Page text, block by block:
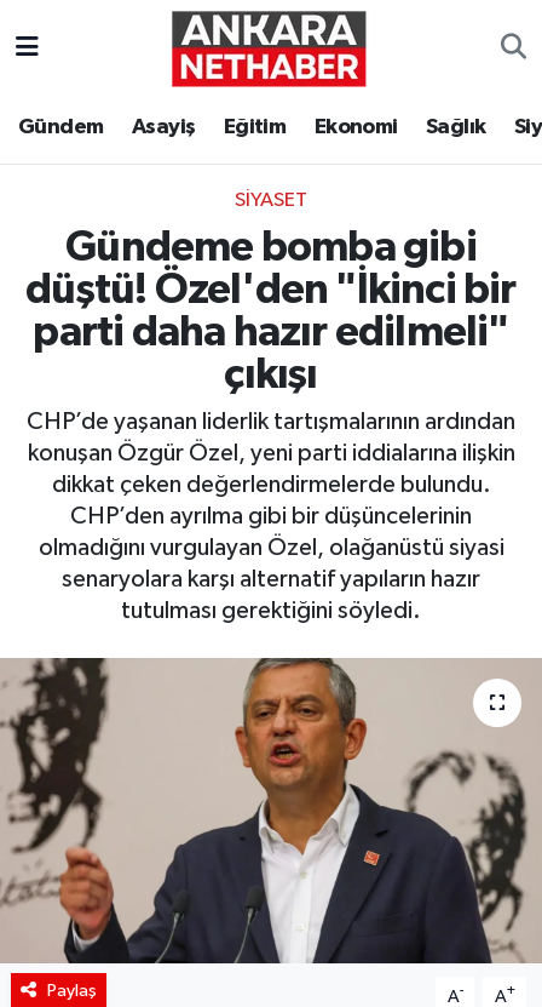
Gündem Asayiş Eğitim Ekonomi Sağlık
SIYASET
Gündeme bomba gibi
düştü! Özel'den "İkinci bir
parti daha hazır edilmeli"
çıkışı
CHP’de yaşanan liderlik tartışmalarının ardından
konuşan Özgür Özel, yeni parti iddialarına ilişkin
dikkat çeken değerlendirmelerde bulundu.
CHP’den ayrılma gibi bir düşüncelerinin
olmadığını vurgulayan Özel, olağanüstü siyasi
senaryolara karşı alternatif yapıların hazır
tutulması gerektiğini söyledi.
Paylaş A- A+
Ekonomi
Gündem
Kim Kimdir Nereli
Resmi İlanlar
Sağlık
Siyaset
Teknoloji
Yaşam
Ankara Hava Durumu
Tüm Manşetler
Son Dakika Haberleri